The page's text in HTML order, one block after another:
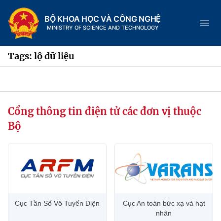
BỘ KHOA HỌC VÀ CÔNG NGHỆ
MINISTRY OF SCIENCE AND TECHNOLOGY
Trang chủ
Chức năng nhiệm vụ
Tin tức sự kiện
Hệ thống văn bản
Tags: lộ dữ liệu
Cổng thông tin điện tử các đơn vị thuộc
Bộ
Cục Tần Số Vô Tuyến Điện
Cục An toàn bức xạ và hạt
nhân